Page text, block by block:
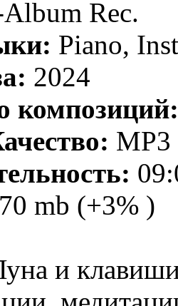
Rec.
Piano,
2024
композиций:
MP3
mb (+3% )
и